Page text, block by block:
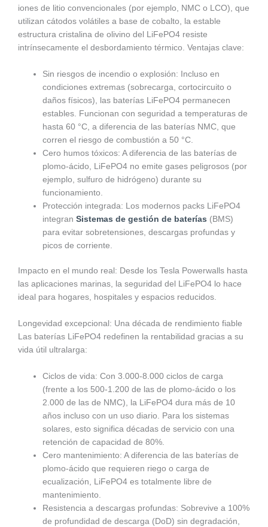
iones de litio convencionales (por ejemplo, NMC o LCO), que
utilizan cátodos volátiles a base de cobalto, la estable
estructura cristalina de olivino del LiFePO4 resiste
intrínsecamente el desbordamiento térmico. Ventajas clave:
Sin riesgos de incendio o explosión: Incluso en
condiciones extremas (sobrecarga, cortocircuito o
daños físicos), las baterías LiFePO4 permanecen
estables. Funcionan con seguridad a temperaturas de
hasta 60 °C, a diferencia de las baterías NMC, que
corren el riesgo de combustión a 50 °C.
Cero humos tóxicos: A diferencia de las baterías de
plomo-ácido, LiFePO4 no emite gases peligrosos (por
ejemplo, sulfuro de hidrógeno) durante su
funcionamiento.
Protección integrada: Los modernos packs LiFePO4
integranSistemas de gestión de baterías (BMS)
para evitar sobretensiones, descargas profundas y
picos de corriente.
Impacto en el mundo real: Desde los Tesla Powerwalls hasta
las aplicaciones marinas, la seguridad del LiFePO4 lo hace
ideal para hogares, hospitales y espacios reducidos.
Longevidad excepcional: Una década de rendimiento fiable
Las baterías LiFePO4 redefinen la rentabilidad gracias a su
vida útil ultralarga:
Ciclos de vida: Con 3.000-8.000 ciclos de carga
(frente a los 500-1.200 de las de plomo-ácido o los
2.000 de las de NMC), la LiFePO4 dura más de 10
años incluso con un uso diario. Para los sistemas
solares, esto significa décadas de servicio con una
retención de capacidad de 80%.
Cero mantenimiento: A diferencia de las baterías de
plomo-ácido que requieren riego o carga de
ecualización, LiFePO4 es totalmente libre de
mantenimiento.
Resistencia a descargas profundas: Sobrevive a 100%
de profundidad de descarga (DoD) sin degradación,